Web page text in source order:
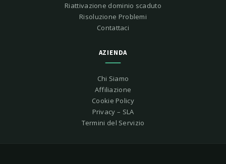
Riattivazione dominio scaduto
Risoluzione Problemi
Contattaci
AZIENDA
Chi Siamo
Affiliazione
Cookie Policy
Privacy – SLA
Termini del Servizio